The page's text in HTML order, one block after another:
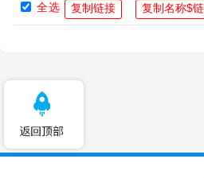
全选